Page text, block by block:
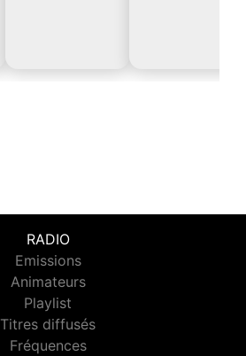
RADIO
Emissions
Animateurs
Playlist
Titres diffusés
Fréquences